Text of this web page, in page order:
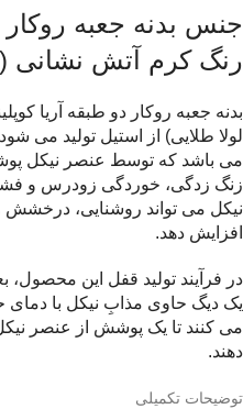
جنس بدنه جعبه روکار
رنگ کرم آتش نشانی
بدنه جعبه روکار دو طبقه آریا
لولا طلایی) از استیل تولید می
می باشد که توسط عنصر نیکل
زنگ زدگی، خوردگی زودرس و
نیکل می تواند روشنایی، درخشش
افزایش دهد.
در فرآیند تولید قفل این محصول،
می کنند تا یک پوشش از عنصر
دهند.
توضیحات تکمیلی